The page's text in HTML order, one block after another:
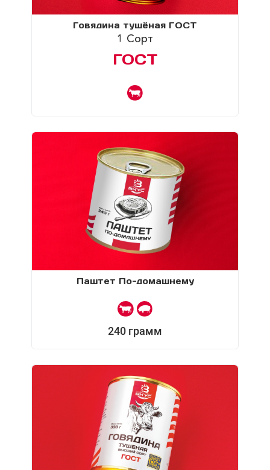
Говядина тушёная ГОСТ
1 Сорт
ГОСТ
Паштет По-домашнему
240 грамм